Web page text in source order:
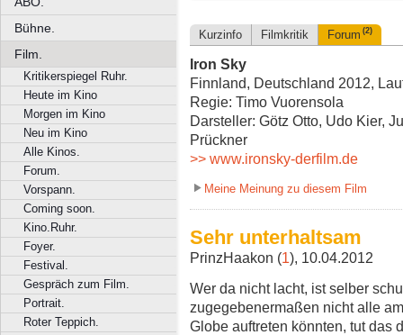
Bühne.
Film.
Kritikerspiegel Ruhr.
Heute im Kino
Morgen im Kino
Neu im Kino
Alle Kinos.
Forum.
Vorspann.
Coming soon.
Kino.Ruhr.
Foyer.
Festival.
Gespräch zum Film.
Portrait.
Roter Teppich.
Kurzinfo Filmkritik Forum (2)
Iron Sky
Finnland, Deutschland 2012,
Regie: Timo Vuorensola
Darsteller: Götz Otto, Udo Kier,
Prückner
>> www.ironsky-derfilm.de
Meine Meinung zu diesem Film
Sehr unterhaltsam
PrinzHaakon (1), 10.04.2012
Wer da nicht lacht, ist selber
zugegebenermaßen nicht alle
Globe auftreten könnten, tut das